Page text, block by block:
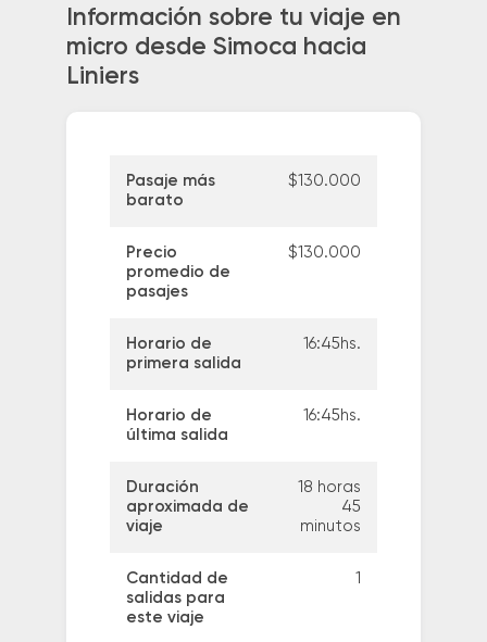
Información sobre tu viaje en
micro desde Simoca hacia
Liniers
Pasaje más
barato
$130.000
Precio
promedio de
pasajes
$130.000
Horario de
primera salida
16:45hs.
Horario de
última salida
16:45hs.
Duración
aproximada de
viaje
18 horas
45
minutos
Cantidad de
salidas para
este viaje
1